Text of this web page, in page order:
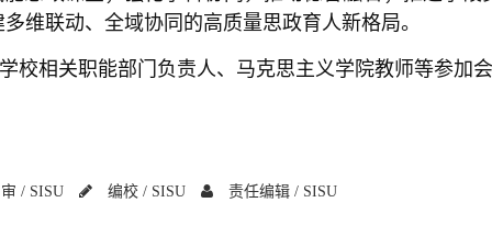
维联动、全域协同的高质量思政育人新格局。
学校相关职能部门负责人、马克思主义学院教师等参加
/ SISU 编校 / SISU 责任编辑 / SISU